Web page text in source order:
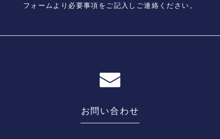
フォームより必要事項をご記入しご連絡ください。
お問い合わせ